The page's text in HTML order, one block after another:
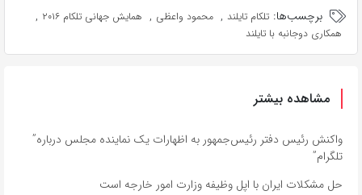
برچسب‌ها: تلکام تایلند , محمود واعظی , همایش جهانی تلکام ۲۰۱۶ ,
همکاری دوجانبه با تایلند
مشاهده بیشتر
واکنش رئیس دفتر رئیس‌جمهور به اظهارات یک نماینده مجلس درباره”
تلگرام”
حل مشکلات ایران با اپل وظیفه وزارت امور خارجه است